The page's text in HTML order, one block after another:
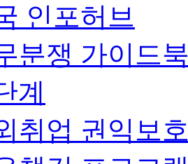
인포허브
분쟁 가이드
계
취업 권익보